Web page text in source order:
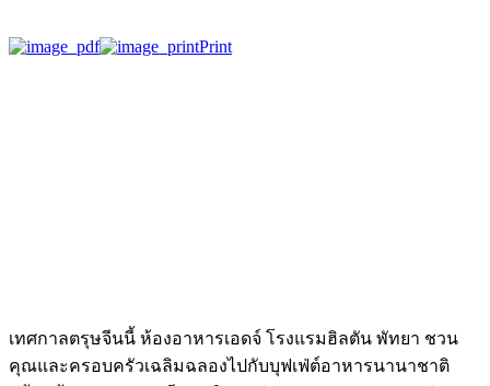
Print
เทศกาลตรุษจีนนี้ ห้องอาหารเอดจ์ โรงแรมฮิลตัน พัทยา ชวน
คุณและครอบครัวเฉลิมฉลองไปกับบุฟเฟ่ต์อาหารนานาชาติ